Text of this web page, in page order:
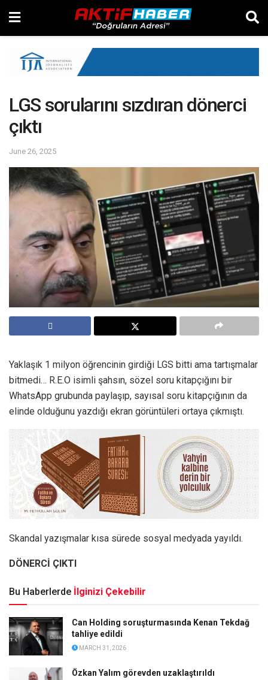
LGS sorularını sızdıran dönerci
çıktı
June 26, 2025
Yaklaşık 1 milyon öğrencinin girdiği LGS bitti ama tartışmalar
bitmedi… R.E.O isimli şahsın, sözel soru kitapçığını bir
WhatsApp grubunda paylaşıp, sayısal soru kitapçığının da
elinde olduğunu yazdığı ekran görüntüleri ortaya çıkmıştı.
Skandal yazışmalar kısa sürede sosyal medyada yayıldı.
DÖNERCİ ÇIKTI
Bu Haberlerde İlginizi Çekebilir
Can Holding soruşturmasında Kenan Tekdağ
tahliye edildi
MARCH 31, 2026
Özkan Yalım görevden uzaklaştırıldı